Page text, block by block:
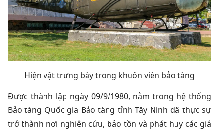
Hiện vật trưng bày trong khuôn viên bảo tàng
Được thành lập ngày 09/9/1980, nằm trong hệ thống
Bảo tàng Quốc gia Bảo tàng tỉnh Tây Ninh đã thực sự
trở thành nơi nghiên cứu, bảo tồn và phát huy các giá